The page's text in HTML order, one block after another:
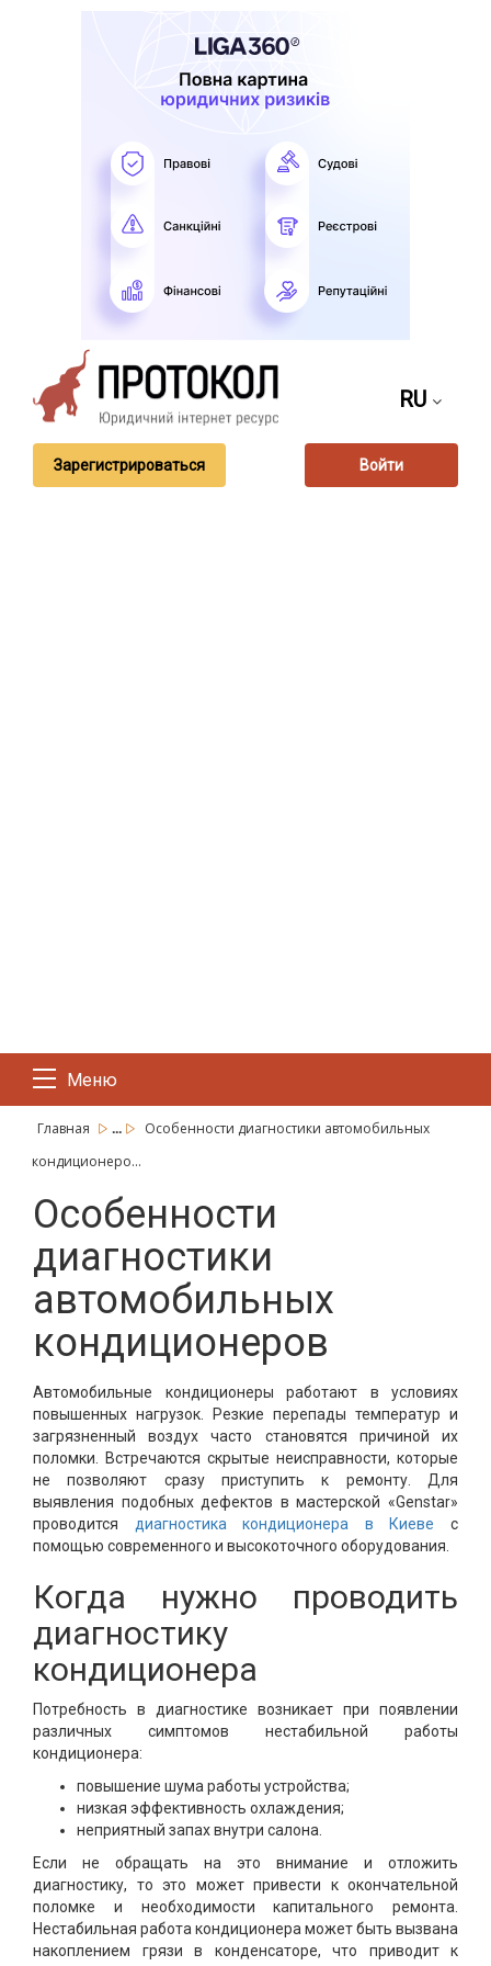
RU
Зарегистрироваться Войти
Меню
Главная ...
Особенности диагностики автомобильных
кондиционеро...
Особенности
диагностики
автомобильных
кондиционеров
Автомобильные кондиционеры работают в условиях
повышенных нагрузок. Резкие перепады температур и
загрязненный воздух часто становятся причиной их
поломки. Встречаются скрытые неисправности, которые
не позволяют сразу приступить к ремонту. Для
выявления подобных дефектов в мастерской «Genstar»
проводится диагностика кондиционера в Киеве с
помощью современного и высокоточного оборудования.
Когда нужно проводить
диагностику
кондиционера
Потребность в диагностике возникает при появлении
различных симптомов нестабильной работы
кондиционера:
повышение шума работы устройства;
низкая эффективность охлаждения;
неприятный запах внутри салона.
Если не обращать на это внимание и отложить
диагностику, то это может привести к окончательной
поломке и необходимости капитального ремонта.
Нестабильная работа кондиционера может быть вызвана
накоплением грязи в конденсаторе, что приводит к